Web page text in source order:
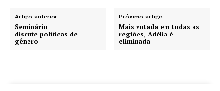
Artigo anterior
Seminário
discute políticas de
gênero
Próximo artigo
Mais votada em todas as
regiões, Adélia é
eliminada